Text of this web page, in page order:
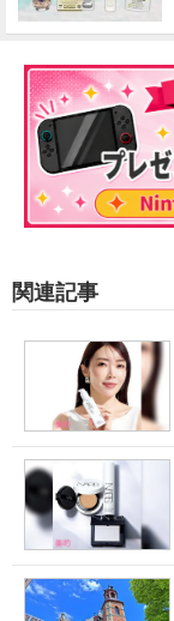
関連記事